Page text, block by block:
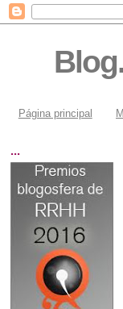
Página principal
...